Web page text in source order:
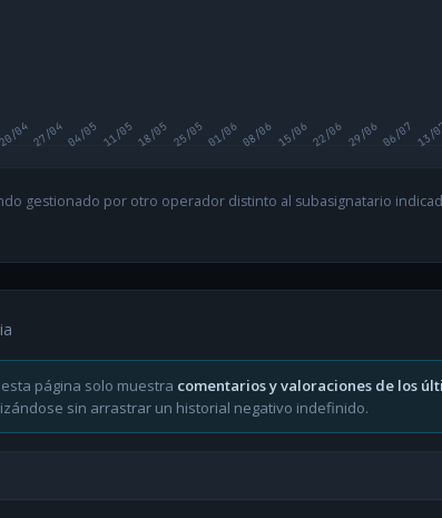
20/0427/0404/05 11/0518/05 25/0501/0608/06 15/0622/06 29/0606/07 13/
gestionado por otro operador distinto al subasignatario
página solo muestra comentarios y valoraciones de los
sin arrastrar un historial negativo indefinido.